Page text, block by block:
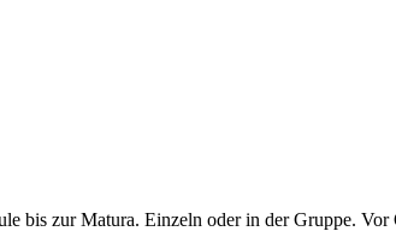
bis zur Matura. Einzeln oder in der Gruppe.